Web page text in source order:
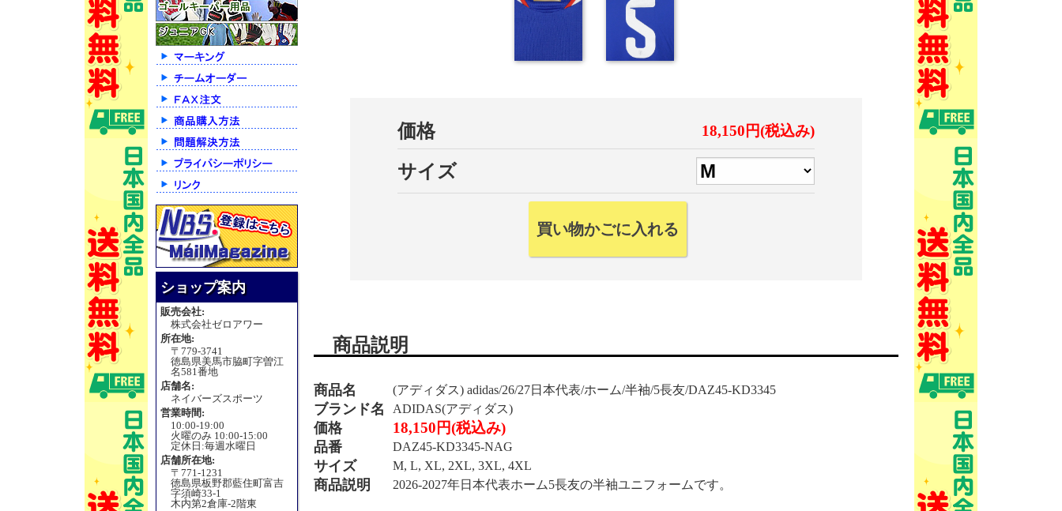
ショップ案内
販売会社:
株式会社ゼロアワー
所在地:
〒779-3741
徳島県美馬市脇町字曽江
名581番地
店舗名:
ネイバーズスポーツ
営業時間:
10:00-19:00
火曜のみ 10:00-15:00
定休日:毎週水曜日
店舗所在地:
〒771-1231
徳島県板野郡藍住町富吉
字須崎33-1
木内第2倉庫-2階東
価格 18,150円(税込み)
サイズ
商品説明
商品名 (アディダス) adidas/26/27日本代表/ホーム/半袖/5長友/DAZ45-KD3345
ブランド名 ADIDAS(アディダス)
価格 18,150円(税込み)
品番 DAZ45-KD3345-NAG
サイズ M, L, XL, 2XL, 3XL, 4XL
商品説明 2026-2027年日本代表ホーム5長友の半袖ユニフォームです。